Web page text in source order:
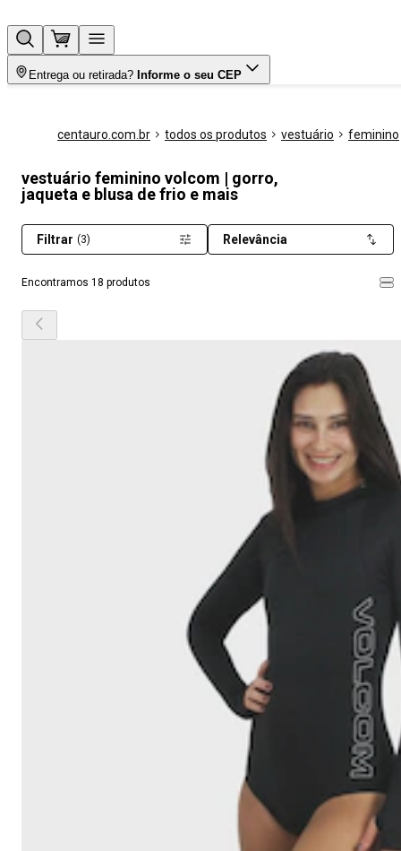
Entrega ou retirada? Informe o seu CEP
centauro.com.br todos os produtos vestuário feminino
vestuário feminino volcom | gorro,
jaqueta e blusa de frio e mais
Encontramos 18 produtos
Filtrar (3) Relevância